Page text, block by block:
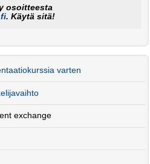
osoitteesta
. Käytä sitä!
varten
exchange